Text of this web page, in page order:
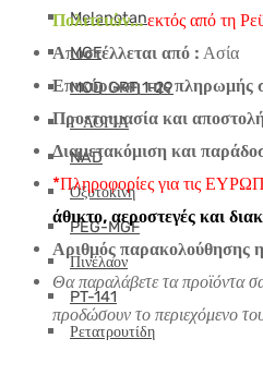
Melanotan
MGF
MOD GRF 1-29
Γ ΛΟΓΙΑ
NAD
Οξυτοκίνη
PEG-MGF
Πινέλαον
PT-141
Ρετατρουτίδη
Πολιτειών... εκτός από τη
Αποστέλλεται από : Ασία
Επικύρωση της πληρωμής
Προετοιμασία και
Διαμετακόμιση και
*Πληροφορίες για τις
άθικτο, αεροστεγές και
Αριθμός παρακολούθησης
Θα παραλάβετε τα προϊόντα
προδώσουν το περιεχόμενο